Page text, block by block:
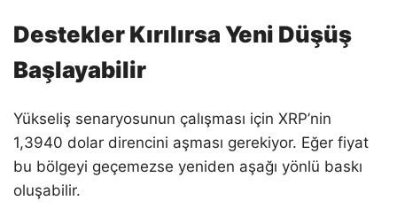
Destekler Kırılırsa Yeni Düşüş
Başlayabilir
Yükseliş senaryosunun çalışması için XRP’nin
1,3940 dolar direncini aşması gerekiyor. Eğer fiyat
bu bölgeyi geçemezse yeniden aşağı yönlü baskı
oluşabilir.